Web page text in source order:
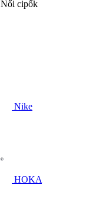
Női cipők
Nike
HOKA